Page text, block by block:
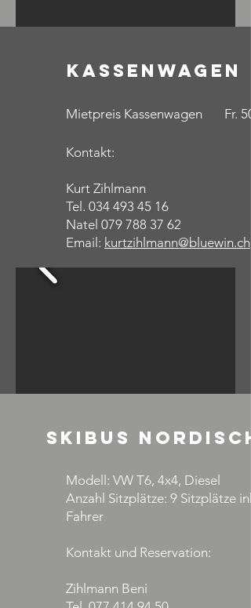
KassenWagen
Mietpreis Kassenwagen Fr.
Kontakt:
Kurt Zihlmann
Tel. 034 493 45 16
Natel 079 788 37 62
Email: kurtzihlmann@bluewin.ch
Skibus Nordisch
Modell: VW T6, 4x4, Diesel
Anzahl Sitzplätze: 9 Sitzplätze
Fahrer
Kontakt und Reservation:
Zihlmann Beni